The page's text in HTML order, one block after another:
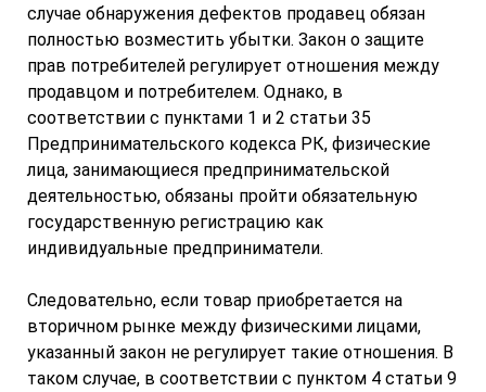
случае обнаружения дефектов продавец обязан
полностью возместить убытки. Закон о защите
прав потребителей регулирует отношения между
продавцом и потребителем. Однако, в
соответствии с пунктами 1 и 2 статьи 35
Предпринимательского кодекса РК, физические
лица, занимающиеся предпринимательской
деятельностью, обязаны пройти обязательную
государственную регистрацию как
индивидуальные предприниматели.
Следовательно, если товар приобретается на
вторичном рынке между физическими лицами,
указанный закон не регулирует такие отношения. В
таком случае, в соответствии с пунктом 4 статьи 9